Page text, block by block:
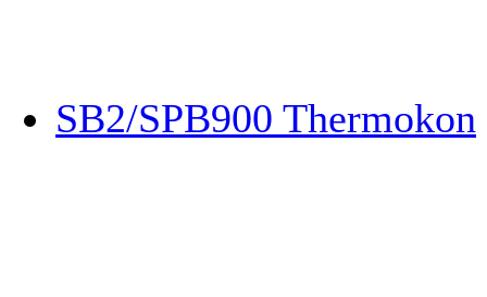
SB2/SPB900 Thermokon